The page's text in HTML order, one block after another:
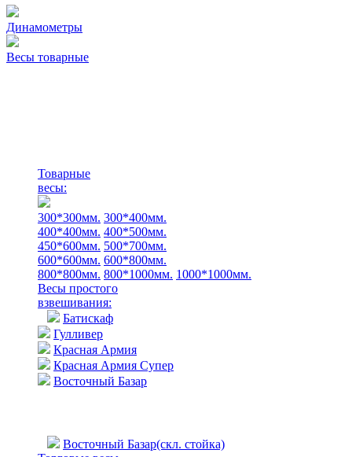
Динамометры
Весы товарные
Товарные
весы:
300*300мм. 300*400мм.
400*400мм. 400*500мм.
450*600мм. 500*700мм.
600*600мм. 600*800мм.
800*800мм. 800*1000мм. 1000*1000мм.
Весы простого
взвешивания:
Батискаф
Гулливер
Красная Армия
Красная Армия Супер
Восточный Базар
Восточный Базар(скл. стойка)